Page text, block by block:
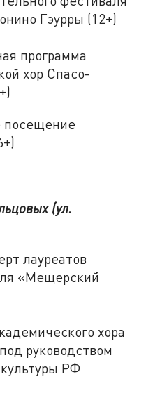
Гэурры (12+)
программа
хор Спасо-
посещение
(ул.
лауреатов
«Мещерский
хора
руководством
РФ